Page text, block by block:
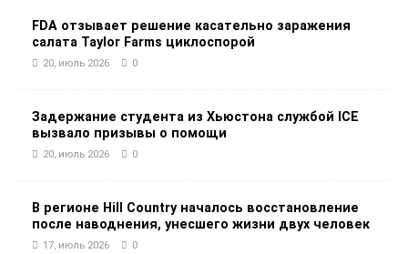
FDA отзывает решение касательно заражения
салата Taylor Farms циклоспорой
20, июль 2026 0
Задержание студента из Хьюстона службой ICE
вызвало призывы о помощи
20, июль 2026 0
В регионе Hill Country началось восстановление
после наводнения, унесшего жизни двух человек
17, июль 2026 0